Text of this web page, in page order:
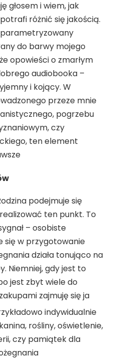
głosem i wiem, jak
różnić się jakością.
do barwy mojego
opowieści o zmarłym
audiobooka –
i kojący. W
przeze mnie
pogrzebu
czy
ten element
podejmuje się
ten punkt. To
– osobiste
się w przygotowanie
działa tonująco na
Niemniej, gdy jest to
jest zbyt wiele do
zajmuję się ja
indywidualnie
rośliny, oświetlenie,
czy pamiątek dla